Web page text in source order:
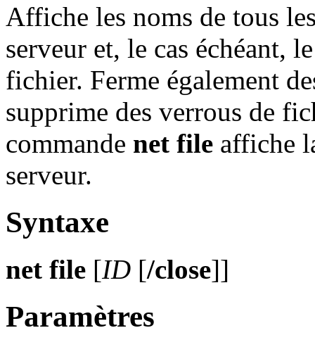
Affiche les noms de tous
serveur et, le cas échéant,
fichier. Ferme également
supprime des verrous de
commande net file affiche
serveur.
Syntaxe
net file [ID [/close]]
Paramètres